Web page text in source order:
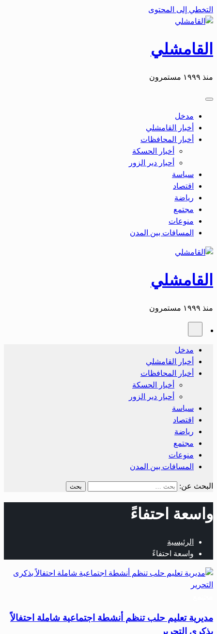
التخطي إلى المحتوى
القامشلي
منذ ١٩٩٩ مستمرون
مدخل
أخبار القامشلي
أخبار المحافظات
أخبار الحسكة
أحبار دير الزور
سياسة
اقتصاد
رياضة
مجتمع
منوعات
المسافات بين المدن
القامشلي
منذ ١٩٩٩ مستمرون
مدخل
أخبار القامشلي
أخبار المحافظات
أخبار الحسكة
أحبار دير الزور
سياسة
اقتصاد
رياضة
مجتمع
منوعات
المسافات بين المدن
البحث عن:
واسعة احتفاءً
الرئيسية
واسعة احتفاءً
مديرية تعليم حلب تنظم أنشطة اجتماعية شاملة احتفالاً
بذكرى التحرير